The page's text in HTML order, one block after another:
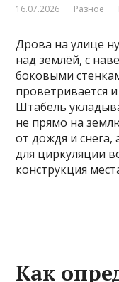
16.07.2026 Разное
Дрова на улице
над землёй, с
боковыми
проветривается
Штабель
не прямо на
от дождя и
для циркуляции
конструкция
Как